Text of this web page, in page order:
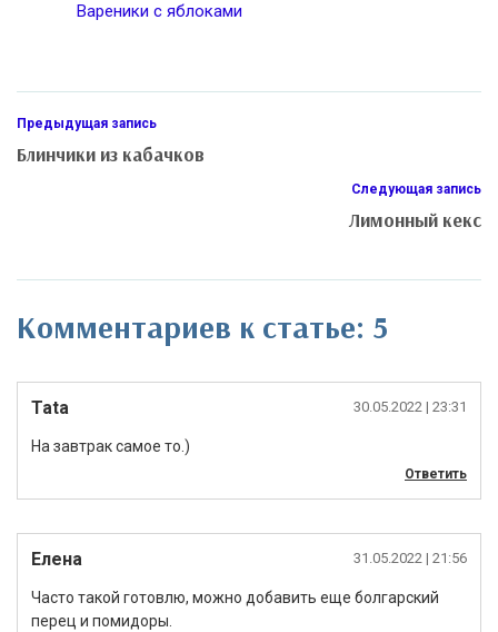
Вареники с яблоками
Предыдущая запись
Блинчики из кабачков
Следующая запись
Лимонный кекс
Комментариев к статье: 5
Tata 30.05.2022 | 23:31
На завтрак самое то.)
Ответить
Елена 31.05.2022 | 21:56
Часто такой готовлю, можно добавить еще болгарский
перец и помидоры.